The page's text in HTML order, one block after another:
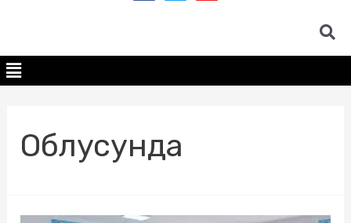
Облусунда